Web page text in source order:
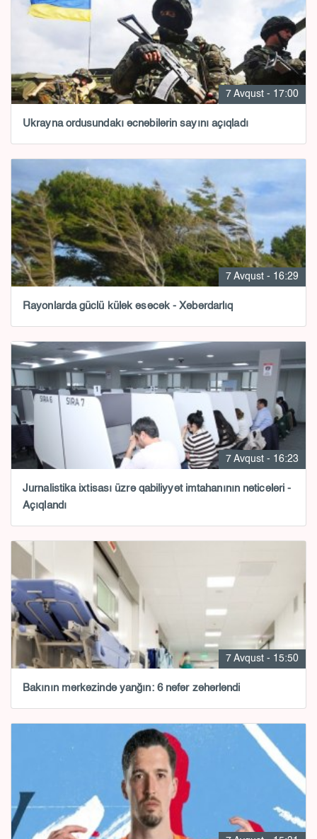
7 Avqust - 17:00
Ukrayna ordusundakı əcnəbilərin sayını açıqladı
7 Avqust - 16:29
Rayonlarda güclü külək əsəcək - Xəbərdarlıq
7 Avqust - 16:23
Jurnalistika ixtisası üzrə qabiliyyət imtahanının nəticələri -
Açıqlandı
7 Avqust - 15:50
Bakının mərkəzində yanğın: 6 nəfər zəhərləndi